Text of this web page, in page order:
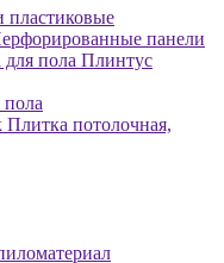
пластиковые
панели
Плинтус
Плитка потолочная,